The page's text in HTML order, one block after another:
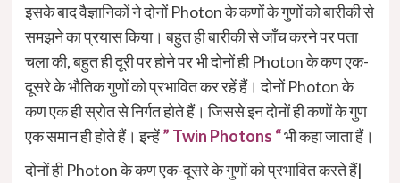
इसके बाद वैज्ञानिकों ने दोनों Photon के कणों के गुणों को बारीकी से
समझने का प्रयास किया। बहुत ही बारीकी से जाँच करने पर पता
चला की, बहुत ही दूरी पर होने पर भी दोनों ही Photon के कण एक-
दूसरे के भौतिक गुणों को प्रभावित कर रहें हैं। दोनों Photon के
कण एक ही स्रोत से निर्गत होते हैं। जिससे इन दोनों ही कणों के गुण
एक समान ही होते हैं। इन्हें ” Twin Photons “भी कहा जाता हैं।
दोनों ही Photon के कण एक-दूसरे के गुणों को प्रभावित करते हैं|